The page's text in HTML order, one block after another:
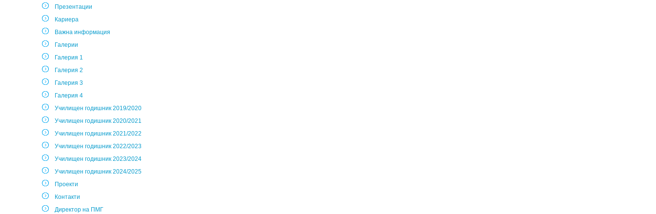
Презентации
Кариера
Важна информация
Галерии
Галерия 1
Галерия 2
Галерия 3
Галерия 4
Училищен годишник 2019/2020
Училищен годишник 2020/2021
Училищен годишник 2021/2022
Училищен годишник 2022/2023
Училищен годишник 2023/2024
Училищен годишник 2024/2025
Проекти
Контакти
Директор на ПМГ